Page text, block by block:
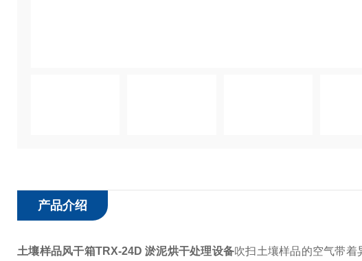
产品介绍
土壤样品风干箱TRX-24D 淤泥烘干处理设备吹扫土壤样品的空气带